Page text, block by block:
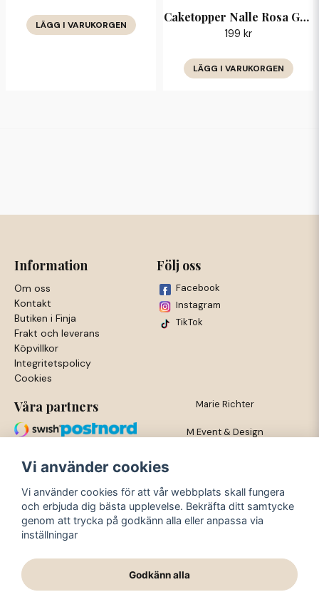
LÄGG I VARUKORGEN
Caketopper Nalle Rosa Grattis — barnkalas
199 kr
LÄGG I VARUKORGEN
Information
Om oss
Kontakt
Butiken i Finja
Frakt och leverans
Köpvillkor
Integritetspolicy
Cookies
Följ oss
Facebook
Instagram
TikTok
Våra partners Marie Richter
M Event & Design
281 53 Finja
org nr: 720419-3564
Vi använder cookies
Vi använder cookies för att vår webbplats skall fungera
och erbjuda dig bästa upplevelse. Bekräfta ditt samtycke
genom att trycka på godkänn alla eller anpassa via
inställningar
Godkänn alla